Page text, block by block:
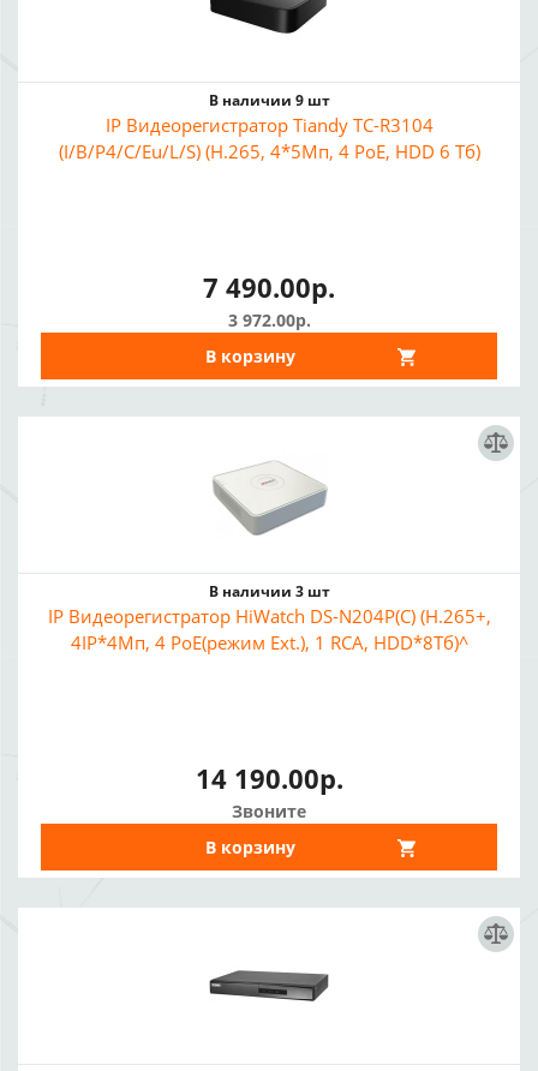
В наличии 9 шт
IP Видеорегистратор Tiandy TC-R3104
(I/B/P4/C/Eu/L/S) (H.265, 4*5Мп, 4 PoE, HDD 6 Тб)
7 490.00р.
3 972.00р.
В корзину
В наличии 3 шт
IP Видеорегистратор HiWatch DS-N204P(C) (H.265+,
4IP*4Мп, 4 PoE(режим Ext.), 1 RCA, HDD*8Тб)^
14 190.00р.
Звоните
В корзину